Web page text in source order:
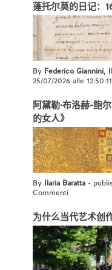
蓬托尔莫的日记：
By Federico Giannini,
25/07/2026 alle 12:50:11
阿黛勒·布洛赫-鲍
的女人》
By Ilaria Baratta -
Commenti
为什么当代艺术创